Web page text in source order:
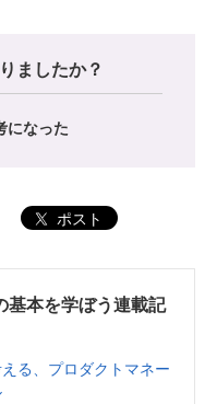
ましたか？
になった
ポスト
基本を学ぼう連載記
る、プロダクトマネー